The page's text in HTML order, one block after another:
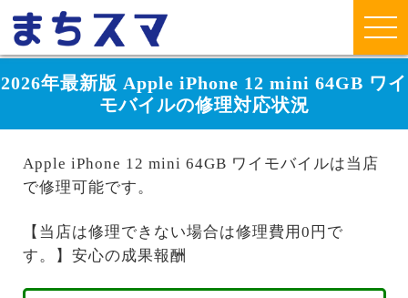
2026年最新版 Apple iPhone 12 mini 64GB ワイ
モバイルの修理対応状況
Apple iPhone 12 mini 64GB ワイモバイルは当店
で修理可能です。
【当店は修理できない場合は修理費用0円で
す。】安心の成果報酬